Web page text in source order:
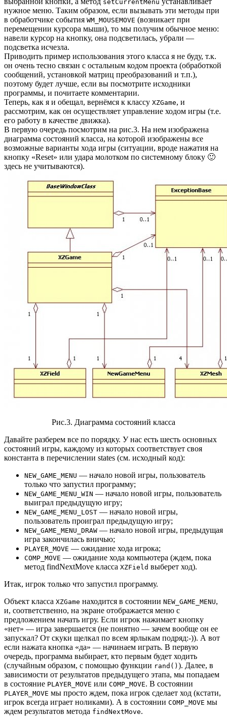
setCurrentMenu
нужное меню. Таким образом, если вызывать эти методы при
в обработчике события WM_MOUSEMOVE (возникает при
перемещении курсора мыши), то мы получим обычное меню:
навели курсор на кнопку, она подсветилась, убрали —
подсветка исчезла.
Приводить пример использования этого класса я не буду, т.к.
он очень тесно связан с остальным кодом проекта (обработкой
сообщений, установкой матриц преобразований и т.п.),
поэтому будет лучше, если вы посмотрите исходники
программы, и почитаете комментарии.
Теперь, как я и обещал, вернёмся к классу XZGame, и
рассмотрим, как он осуществляет управление ходом игры (т.е.
его работу в качестве движка).
В первую очередь посмотрим на рис.3. На нем изображена
диаграмма состояний класса, на которой изображены все
возможные варианты хода игры (ситуации, вроде нажатия на
кнопку «Reset» или удара молотком по системному блоку 🙂
здесь не учитываются).
Рис.3. Диаграмма состояний класса
Давайте разберем все по порядку. У нас есть шесть основных
состояний игры, каждому из которых соответствует своя
константа в перечислении states (см. исходный код):
NEW_GAME_MENU — начало новой игры, пользователь
только что запустил программу;
NEW_GAME_MENU_WIN — начало новой игры, пользователь
выиграл предыдущую игру;
NEW_GAME_MENU_LOST — начало новой игры,
пользователь проиграл предыдущую игру;
NEW_GAME_MENU_DRAW — начало новой игры, предыдущая
игра закончилась вничью;
PLAYER_MOVE — ожидание хода игрока;
COMP_MOVE — ожидание хода компьютера (ждем, пока
метод findNextMove класса XZField выберет ход).
Итак, игрок только что запустил программу.
Объект класса XZGame находится в состоянии NEW_GAME_MENU,
и, соответственно, на экране отображается меню с
предложением начать игру. Если игрок нажимает кнопку
«нет» — игра завершается (не понятно — зачем вообще он ее
запускал? От скуки щелкал по всем ярлыкам подряд:-)). А вот
если нажата кнопка «да» — начинаем играть. В первую
очередь, программа выбирает, кто первым будет ходить
(случайным образом, с помощью функции rand() ). Далее, в
зависимости от результатов предыдущего этапа, мы попадаем
в состояние PLAYER_MOVE или COMP_MOVE. В состоянии
PLAYER_MOVE мы просто ждем, пока игрок сделает ход (кстати,
игрок всегда играет ноликами). А в состоянии COMP_MOVE мы
ждем результатов метода findNextMove.